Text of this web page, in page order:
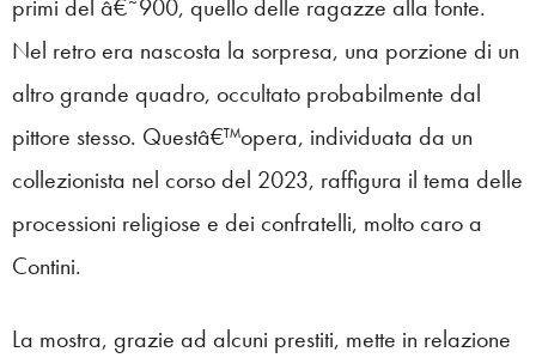
primi del â€˜900, quello delle ragazze alla fonte.
Nel retro era nascosta la sorpresa, una porzione di un
altro grande quadro, occultato probabilmente dal
pittore stesso. Questâ€™opera, individuata da un
collezionista nel corso del 2023, raffigura il tema delle
processioni religiose e dei confratelli, molto caro a
Contini.
La mostra, grazie ad alcuni prestiti, mette in relazione